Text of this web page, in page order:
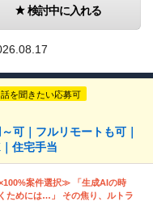
検討中に入れる
話を聞きたい応募可
可｜フルリモートも可｜
住宅手当
案件選択≫ 「生成AIの時
ためには…」 その焦り、ルトラ